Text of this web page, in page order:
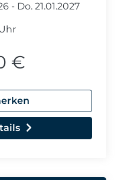
- Do. 21.01.2027
€